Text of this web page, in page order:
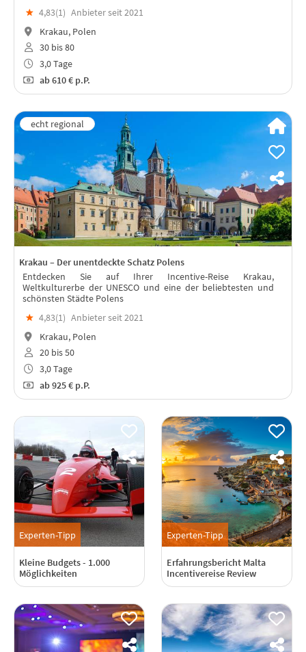
★ 4,83(1) Anbieter seit 2021
Krakau, Polen
30 bis 80
3,0 Tage
ab610 € p.P.
Krakau – Der unentdeckte Schatz Polens
Entdecken Sie auf Ihrer Incentive-Reise Krakau,
Weltkulturerbe der UNESCO und eine der beliebtesten und
schönsten Städte Polens
★ 4,83(1) Anbieter seit 2021
Krakau, Polen
20 bis 50
3,0 Tage
ab925 € p.P.
Experten-Tipp
Kleine Budgets - 1.000
Möglichkeiten
Experten-Tipp
Erfahrungsbericht Malta
Incentivereise Review